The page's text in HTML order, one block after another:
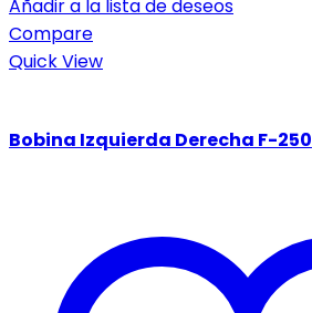
Añadir a la lista de deseos
Compare
Quick View
Bobina Izquierda Derecha F-250